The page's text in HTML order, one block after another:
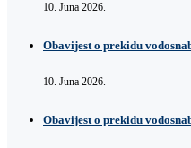
10. Juna 2026.
Obavijest o prekidu
10. Juna 2026.
Obavijest o prekidu